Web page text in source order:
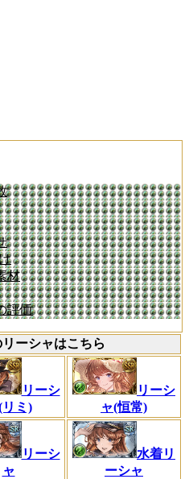
材
評価
ーシャはこちら
リーシ
リミ)
リーシ
ャ(恒常)
リーシ
ャ
水着リ
ーシャ